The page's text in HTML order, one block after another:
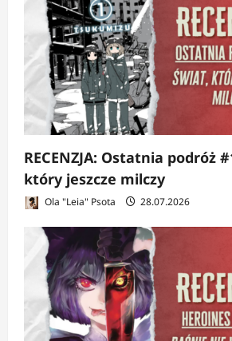
RECENZJA: Ostatnia podróż
który jeszcze milczy
Ola "Leia" Psota 28.07.2026